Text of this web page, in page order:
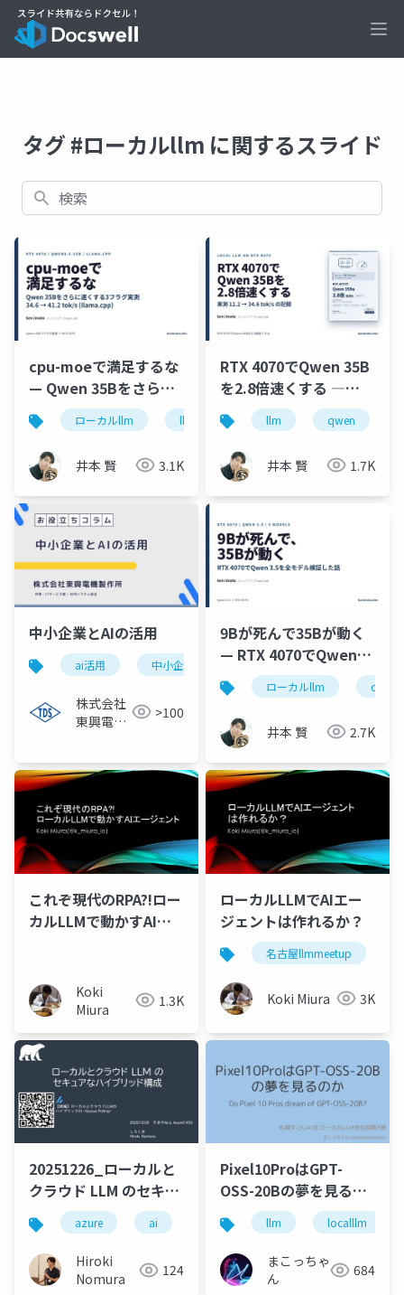
タグ #ローカルllm に関するスライド
検索
cpu-moeで満足するな
— Qwen 35Bをさらに
速くする3フラグ実測
(RTX 4070)
ローカルllm llama.cpp rtx4070 qwen
井本 賢 3.1K
RTX 4070でQwen 35B
を2.8倍速くする ―
Ollamaの12.2 tok/sを
34.6 tok/sに引き上げ
た実測ノート
llm qwen
井本 賢 1.7K
中小企業とAIの活用
ai活用 中小企業 ローカルllm コスト削減
株式会社
東興電機
>100
9Bが死んで35Bが動く
— RTX 4070でQwen
3.5を全モデル検証
ローカルllm qwen
井本 賢 2.7K
これぞ現代のRPA?!ロー
カルLLMで動かすAIエ
Koki
Miura
1.3K
ローカルLLMでAIエー
ジェントは作れるか？
名古屋llmmeetup
Koki Miura 3K
20251226_ローカルと
クラウド LLM のセキュ
アなハイブリッド構成
azure ai
Hiroki
Nomura
124
Pixel10ProはGPT-
OSS-20Bの夢を見るの
か
llm localllm
まこっちゃ
ん
684